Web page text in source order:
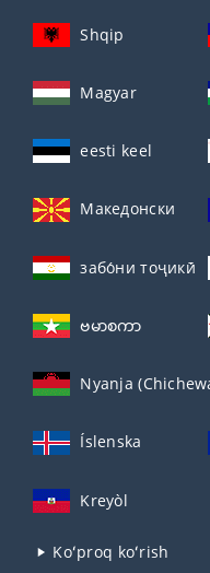
Shqip
Magyar
eesti keel
Македонски
забо́ни тоҷикӣ́
ဗမာစကာ
Nyanja
Íslenska
Kreyòl
Koʻproq koʻrish